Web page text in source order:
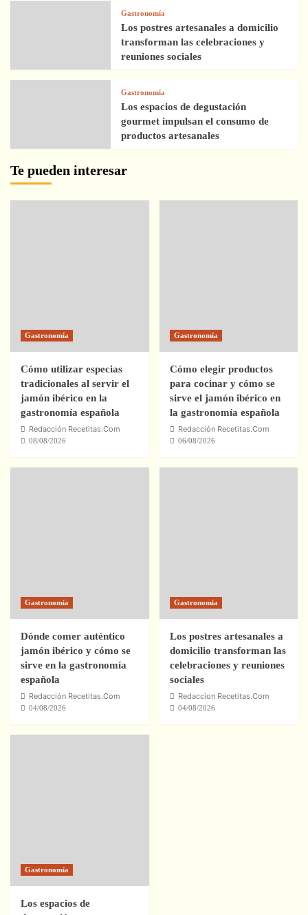
Gastronomía
Los postres artesanales a domicilio
transforman las celebraciones y
reuniones sociales
Gastronomía
Los espacios de degustación
gourmet impulsan el consumo de
productos artesanales
Te pueden interesar
Gastronomía
Cómo utilizar especias
tradicionales al servir el
jamón ibérico en la
gastronomía española
Redacción Recetitas.Com
08/08/2026
Gastronomía
Cómo elegir productos
para cocinar y cómo se
sirve el jamón ibérico en
la gastronomía española
Redacción Recetitas.Com
06/08/2026
Gastronomía
Dónde comer auténtico
jamón ibérico y cómo se
sirve en la gastronomía
española
Redacción Recetitas.Com
04/08/2026
Gastronomía
Los postres artesanales a
domicilio transforman las
celebraciones y reuniones
sociales
Redaccion Recetitas.Com
04/08/2026
Gastronomía
Los espacios de